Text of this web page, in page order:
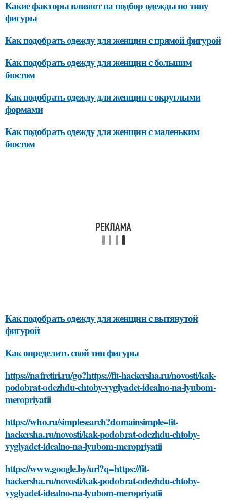
Какие факторы влияют на подбор одежды по типу
фигуры
Как подобрать одежду для женщин с прямой фигурой
Как подобрать одежду для женщин с большим
бюстом
Как подобрать одежду для женщин с округлыми
формами
Как подобрать одежду для женщин с маленьким
бюстом
Как подобрать одежду для женщин с вытянутой
фигурой
Как определить свой тип фигуры
https://nafretiri.ru/go?https://fit-hackersha.ru/novosti/kak-
podobrat-odezhdu-chtoby-vyglyadet-idealno-na-lyubom-
meropriyatii
https://who.ru/simplesearch?domainsimple=fit-
hackersha.ru/novosti/kak-podobrat-odezhdu-chtoby-
vyglyadet-idealno-na-lyubom-meropriyatii
https://www.google.by/url?q=https://fit-
hackersha.ru/novosti/kak-podobrat-odezhdu-chtoby-
vyglyadet-idealno-na-lyubom-meropriyatii